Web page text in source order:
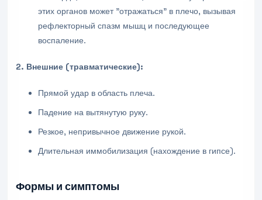
этих органов может "отражаться" в плечо, вызывая
рефлекторный спазм мышц и последующее
воспаление.
2. Внешние (травматические):
Прямой удар в область плеча.
Падение на вытянутую руку.
Резкое, непривычное движение рукой.
Длительная иммобилизация (нахождение в гипсе).
Формы и симптомы